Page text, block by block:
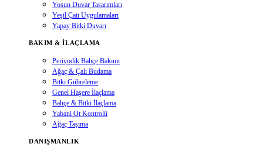
Yosun Duvar Tasarımları
Yeşil Çatı Uygulamaları
Yapay Bitki Duvarı
BAKIM & İLAÇLAMA
Periyodik Bahçe Bakımı
Ağaç & Çalı Budama
Bitki Gübreleme
Genel Haşere İlaçlama
Bahçe & Bitki İlaçlama
Yabani Ot Kontrolü
Ağaç Taşıma
DANIŞMANLIK